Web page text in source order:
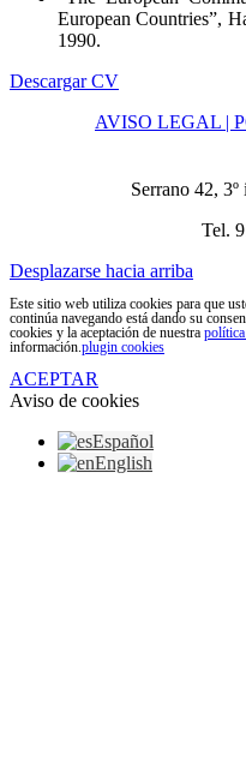
European Countries”,
1990.
Descargar CV
AVISO LEGAL |
Serrano 42,
Tel.
Desplazarse hacia arriba
Este sitio web utiliza cookies para que
continúa navegando está dando su
cookies y la aceptación de nuestra
información.plugin cookies
ACEPTAR
Aviso de cookies
Español
English